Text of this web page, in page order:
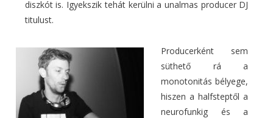
diszkót is. Igyekszik tehát kerülni a unalmas producer DJ
titulust.
Producerként sem
süthető rá a
monotonitás bélyege,
hiszen a halfsteptől a
neurofunkig és a